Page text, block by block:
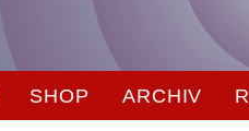
SHOP ARCHIV